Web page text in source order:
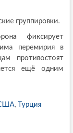
группировки.
фиксирует
перемирия в
противостоят
ещё одним
, Турция